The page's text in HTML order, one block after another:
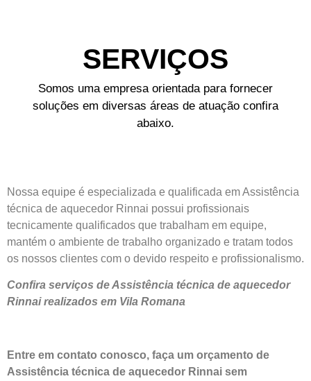
SERVIÇOS
Somos uma empresa orientada para fornecer
soluções em diversas áreas de atuação confira
abaixo.
Nossa equipe é especializada e qualificada em Assistência
técnica de aquecedor Rinnai possui profissionais
tecnicamente qualificados que trabalham em equipe,
mantém o ambiente de trabalho organizado e tratam todos
os nossos clientes com o devido respeito e profissionalismo.
Confira serviços de Assistência técnica de aquecedor
Rinnai realizados em Vila Romana
Entre em contato conosco, faça um orçamento de
Assistência técnica de aquecedor Rinnai sem